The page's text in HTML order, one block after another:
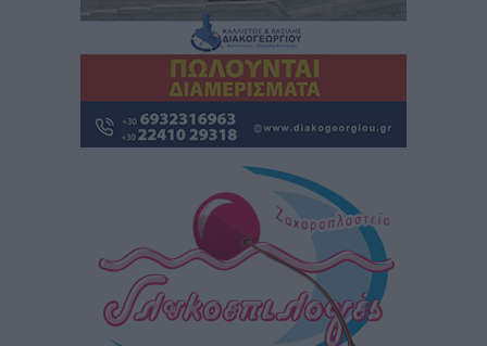
Νοσοκομεία της Γ΄ Ζώνης
πριν 7 ώρες
Πάνθηρες: Ξεκίνησαν αισιόδοξοι για την παρθενική
“πτήση” τους
Αθλητικά• πριν 7 ώρες
Άρης Αρχαγγέλου: Στο πλευρό του άτυχου Ιάκωβου
• πριν 7 ώρες
Φοίβος: Η μεγάλη επιστροφή του Μπρένο Σαλβατιέρα
πριν 7 ώρες